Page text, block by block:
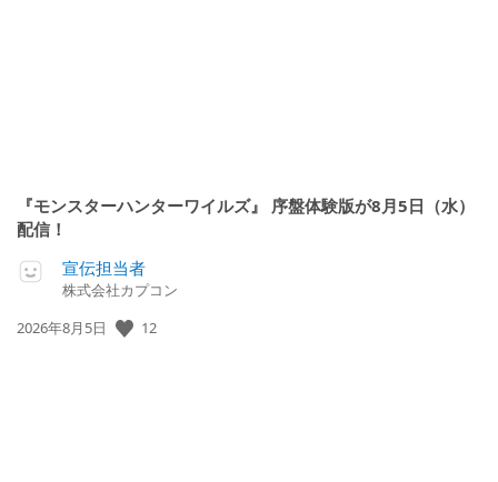
『モンスターハンターワイルズ』 序盤体験版が8月5日（水）
配信！
宣伝担当者
株式会社カプコン
公
2026年8月5日 12